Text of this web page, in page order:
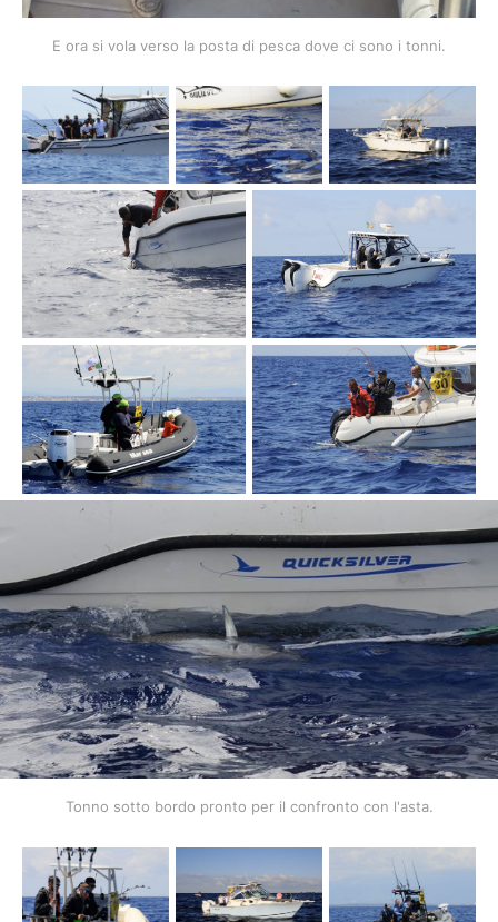
E ora si vola verso la posta di pesca dove ci sono i tonni.
Tonno sotto bordo pronto per il confronto con l'asta.